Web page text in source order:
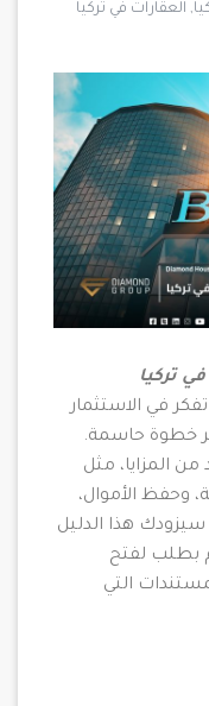
العقارات في تركيا
تركيا
في الاستثمار
خطوة حاسمة.
المزايا، مثل
وحفظ الأموال،
سيزودك هذا الدليل
بطلب لفتح
التي